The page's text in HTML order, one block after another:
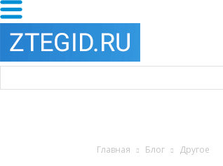
Главная Блог Другое